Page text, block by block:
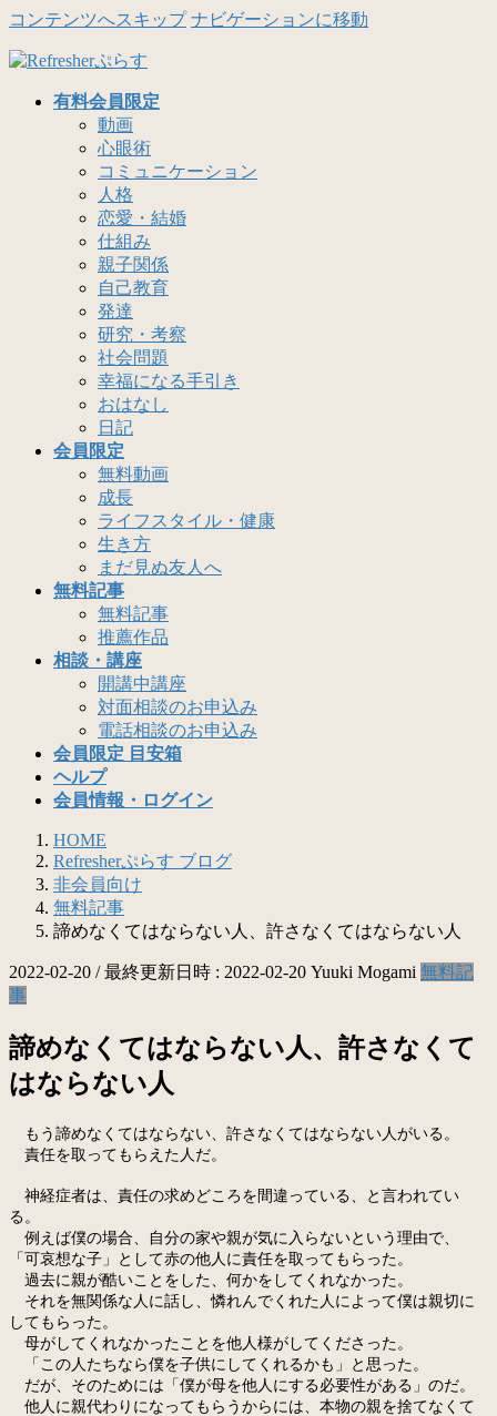
コンテンツへスキップ ナビゲーションに移動
有料会員限定
動画
心眼術
コミュニケーション
人格
恋愛・結婚
仕組み
親子関係
自己教育
発達
研究・考察
社会問題
幸福になる手引き
おはなし
日記
会員限定
無料動画
成長
ライフスタイル・健康
生き方
まだ見ぬ友人へ
無料記事
無料記事
推薦作品
相談・講座
開講中講座
対面相談のお申込み
電話相談のお申込み
会員限定 目安箱
ヘルプ
会員情報・ログイン
HOME
Refresherぷらす ブログ
非会員向け
無料記事
諦めなくてはならない人、許さなくてはならない人
2022-02-20 / 最終更新日時 : 2022-02-20 Yuuki Mogami 無料記
事
諦めなくてはならない人、許さなくて
はならない人
もう諦めなくてはならない、許さなくてはならない人がいる。
責任を取ってもらえた人だ。
神経症者は、責任の求めどころを間違っている、と言われてい
る。
例えば僕の場合、自分の家や親が気に入らないという理由で、
「可哀想な子」として赤の他人に責任を取ってもらった。
過去に親が酷いことをした、何かをしてくれなかった。
それを無関係な人に話し、憐れんでくれた人によって僕は親切に
してもらった。
母がしてくれなかったことを他人様がしてくださった。
「この人たちなら僕を子供にしてくれるかも」と思った。
だが、そのためには「僕が母を他人にする必要性がある」のだ。
他人に親代わりになってもらうからには、本物の親を捨てなくて